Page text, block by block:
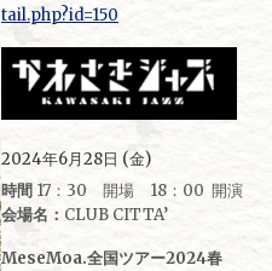
tail.php?id=150
2024年6月28日 (金)
時間 17：30 開場 18：00 開演
会場名： CLUB CITTA’
MeseMoa.全国ツアー2024春